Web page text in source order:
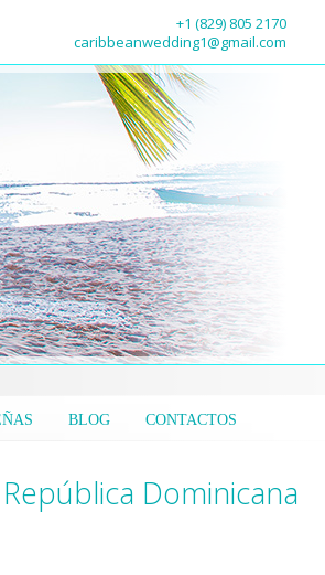
+1 (829) 805 2170
caribbeanwedding1@gmail.com
BLOG CONTACTOS
Dominicana